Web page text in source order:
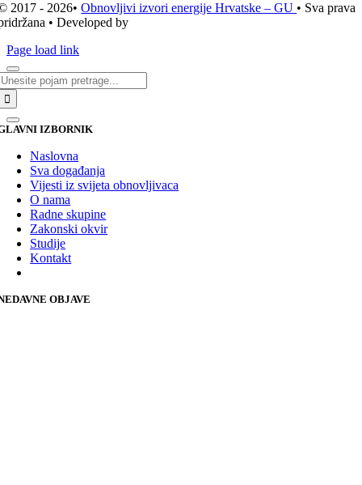
2017 - 2026•Obnovljivi izvori energije Hrvatske – GU • Sva prava
• Developed by
Page load link
IZBORNIK
Naslovna
Sva događanja
Vijesti iz svijeta obnovljivaca
O nama
Radne skupine
Zakonski okvir
Studije
Kontakt
OBJAVE